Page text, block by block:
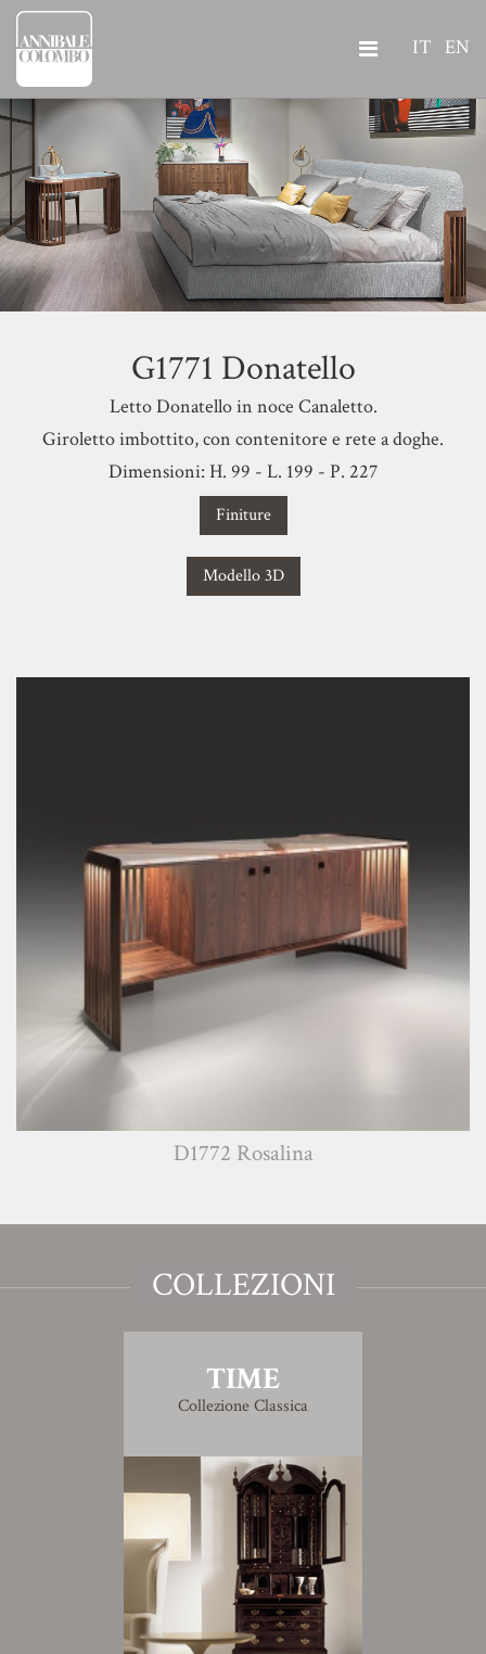
IT EN
G1771 Donatello
Letto Donatello in noce Canaletto.
Giroletto imbottito, con contenitore e rete a doghe.
Dimensioni: H. 99 - L. 199 - P. 227
Finiture
Modello 3D
D1772 Rosalina
COLLEZIONI
TIME
Collezione Classica